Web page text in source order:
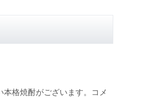
本格焼酎がございます。コメ